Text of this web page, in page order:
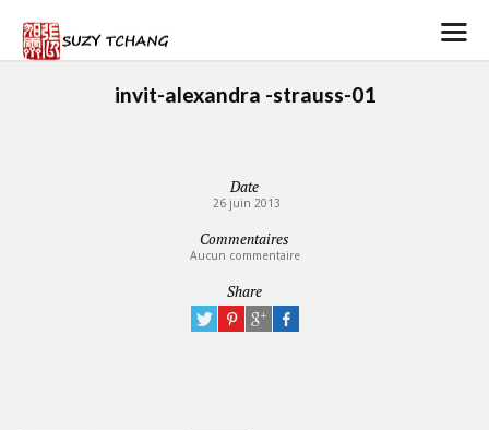
invit-alexandra -strauss-01
Date
26 juin 2013
Commentaires
Aucun commentaire
Share